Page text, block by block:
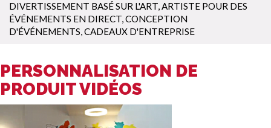
DIVERTISSEMENT BASÉ SUR L'ART,ARTISTE POUR DES
ÉVÉNEMENTS EN DIRECT,CONCEPTION
D'ÉVÉNEMENTS,CADEAUX D'ENTREPRISE
PERSONNALISATION DE
PRODUIT VIDÉOS